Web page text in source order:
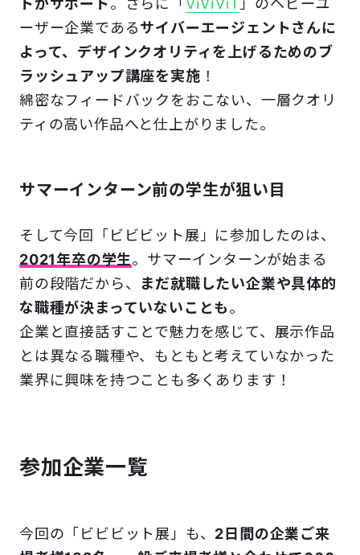
トがサポート。さらに「 ViViViT 」のヘビーユ
ーザー企業であるサイバーエージェントさんに
よって、デザインクオリティを上げるためのブ
ラッシュアップ講座を実施 ！
綿密なフィードバックをおこない、一層クオリ
ティの高い作品へと仕上がりました。
サマーインターン前の学生が狙い目
そして今回「ビビビット展」に参加したのは、
2021年卒の学生。サマーインターンが始まる
前の段階だから、
まだ就職したい企業や具体的
な職種が決まっていないことも。
企業と直接話すことで魅力を感じて、展示作品
とは異なる職種や、もともと考えていなかった
業界に興味を持つことも多くあります！
参加企業一覧
今回の「ビビビット展」も、 2日間の企業ご来